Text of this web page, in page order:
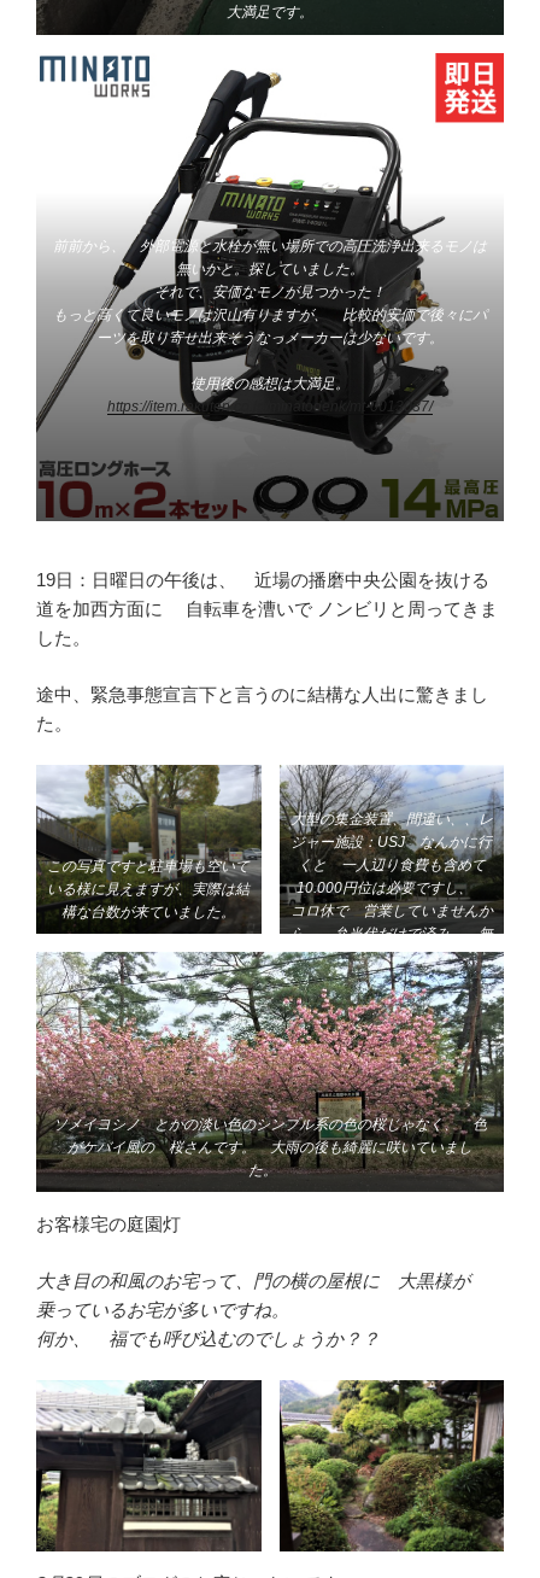
大満足です。
前前から、 外部電源と水栓が無い場所での高圧洗浄出来るモノは
無いかと。探していました。
それで、安価なモノが見つかった！
もっと高くて良いモノは沢山有りますが、 比較的安価で後々にパ
ーツを取り寄せ出来そうなっメーカーは少ないです。
使用後の感想は大満足。
https://item.rakuten.co.jp/minatodenk/mt-0013037/
19日：日曜日の午後は、 近場の播磨中央公園を抜ける
道を加西方面に 自転車を漕いで ノンビリと周ってきま
した。
途中、緊急事態宣言下と言うのに結構な人出に驚きまし
た。
この写真ですと駐車場も空いて
いる様に見えますが、実際は結
構な台数が来ていました。
大型の集金装置、間違い、、レ
ジャー施設：USJ なんかに行
くと 一人辺り食費も含めて
10.000円位は必要ですし、
コロ休で 営業していませんか
ら、 弁当代だけで済み、 無
料で綺麗な空気を吸える場所に
人が多いのか？？
コロナウイルス以降は価値観が
変わるかも知れませんね。。
ソメイヨシノ とかの淡い色のシンプル系の色の桜じゃなく、 色
がケバイ風の 桜さんです。 大雨の後も綺麗に咲いていまし
た。
お客様宅の庭園灯
大き目の和風のお宅って、門の横の屋根に 大黒様が
乗っているお宅が多いですね。
何か、 福でも呼び込むのでしょうか？？